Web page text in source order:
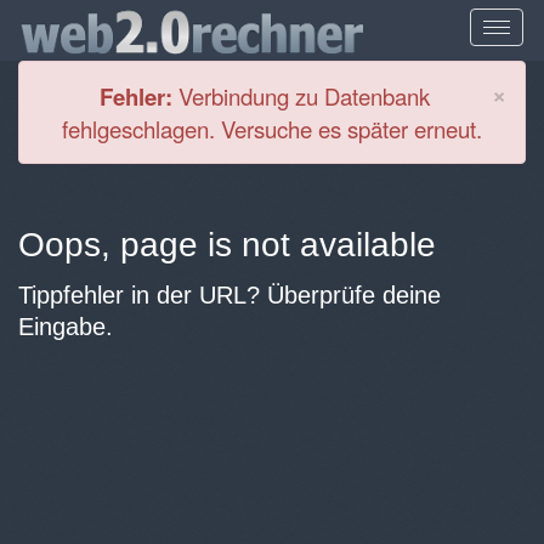
×
Fehler: Verbindung zu Datenbank
fehlgeschlagen. Versuche es später erneut.
Oops, page is not available
Tippfehler in der URL? Überprüfe deine
Eingabe.